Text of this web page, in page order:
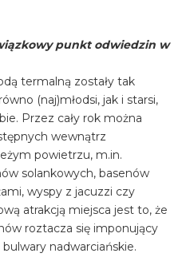
punkt odwiedzin w
termalną zostały tak
(naj)młodsi, jak i starsi,
Przez cały rok można
wewnątrz
powietrzu, m.in.
solankowych, basenów
wyspy z jacuzzi czy
atrakcją miejsca jest to, że
roztacza się imponujący
nadwarciańskie.